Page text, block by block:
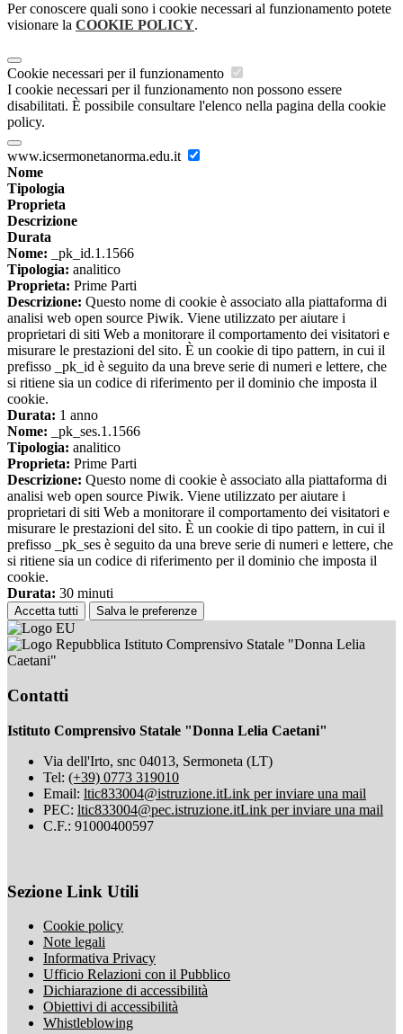
Per conoscere quali sono i cookie necessari al funzionamento potete
visionare la COOKIE POLICY.
Cookie necessari per il funzionamento
I cookie necessari per il funzionamento non possono essere
disabilitati. È possibile consultare l'elenco nella pagina della cookie
policy.
www.icsermonetanorma.edu.it
Nome
Tipologia
Proprieta
Descrizione
Durata
Nome: _pk_id.1.1566
Tipologia: analitico
Proprieta: Prime Parti
Descrizione: Questo nome di cookie è associato alla piattaforma di
analisi web open source Piwik. Viene utilizzato per aiutare i
proprietari di siti Web a monitorare il comportamento dei visitatori e
misurare le prestazioni del sito. È un cookie di tipo pattern, in cui il
prefisso _pk_id è seguito da una breve serie di numeri e lettere, che
si ritiene sia un codice di riferimento per il dominio che imposta il
cookie.
Durata: 1 anno
Nome: _pk_ses.1.1566
Tipologia: analitico
Proprieta: Prime Parti
Descrizione: Questo nome di cookie è associato alla piattaforma di
analisi web open source Piwik. Viene utilizzato per aiutare i
proprietari di siti Web a monitorare il comportamento dei visitatori e
misurare le prestazioni del sito. È un cookie di tipo pattern, in cui il
prefisso _pk_ses è seguito da una breve serie di numeri e lettere, che
si ritiene sia un codice di riferimento per il dominio che imposta il
cookie.
Durata: 30 minuti
Accetta tutti Salva le preferenze
Istituto Comprensivo Statale "Donna Lelia
Caetani"
Contatti
Istituto Comprensivo Statale "Donna Lelia Caetani"
Via dell'Irto, snc 04013, Sermoneta (LT)
Tel: (+39) 0773 319010
Email: ltic833004@istruzione.itLink per inviare una mail
PEC: ltic833004@pec.istruzione.itLink per inviare una mail
C.F.: 91000400597
Sezione Link Utili
Cookie policy
Note legali
Informativa Privacy
Ufficio Relazioni con il Pubblico
Dichiarazione di accessibilità
Obiettivi di accessibilità
Whistleblowing